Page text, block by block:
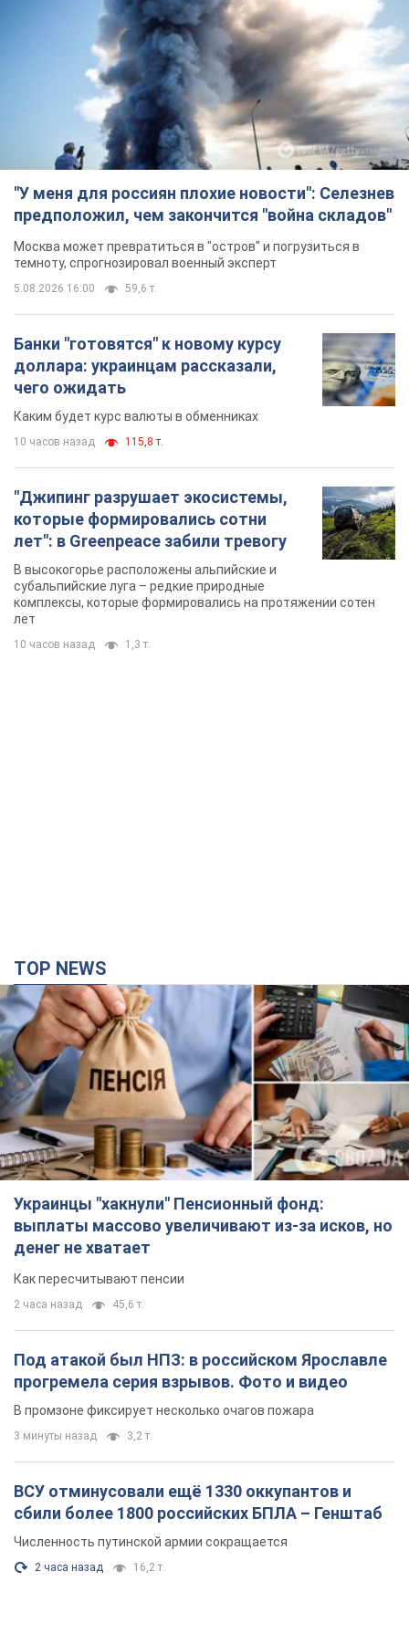
Москва может превратиться в "остров" и погрузиться в
темноту, спрогнозировал военный эксперт
5.08.2026 16:00 59,6 т.
Банки "готовятся" к новому курсу
доллара: украинцам рассказали,
чего ожидать
10 часов назад
"Джипинг разрушает экосистемы,
которые формировались сотни
субальпийские луга – редкие природные
комплексы, которые формировались на протяжении сотен
лет
Украинцы "хакнули" Пенсионный фонд:
выплаты массово увеличивают из-за исков, но
денег не хватает
Как пересчитывают пенсии
2 часа назад 45,6 т.
Под атакой был НПЗ: в российском Ярославле
прогремела серия взрывов. Фото и видео
В промзоне фиксирует несколько очагов пожара
3 минуты назад 3,2 т.
ВСУ отминусовали ещё 1330 оккупантов и
сбили более 1800 российских БПЛА – Генштаб
Численность путинской армии сокращается
2 часа назад 16,2 т.